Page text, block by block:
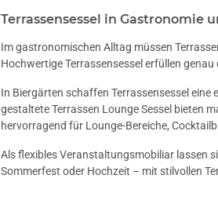
Terrassensessel in Gastronomie
Im gastronomischen Alltag müssen
Hochwertige Terrassensessel erfüllen
In Biergärten schaffen Terrassensessel
gestaltete Terrassen Lounge Sessel bieten
hervorragend für Lounge-Bereiche,
Als flexibles Veranstaltungsmobiliar lassen
Sommerfest oder Hochzeit – mit stilvollen